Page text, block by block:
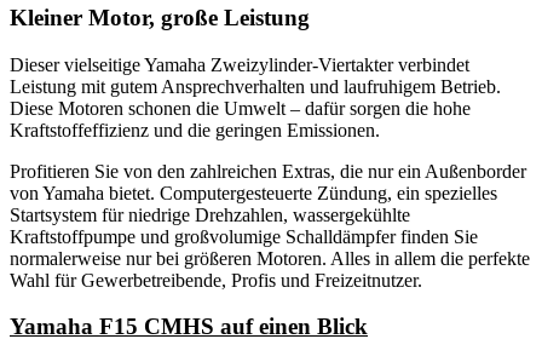
Kleiner Motor, große Leistung
Dieser vielseitige Yamaha Zweizylinder-Viertakter verbindet
Leistung mit gutem Ansprechverhalten und laufruhigem Betrieb.
Diese Motoren schonen die Umwelt – dafür sorgen die hohe
Kraftstoffeffizienz und die geringen Emissionen.
Profitieren Sie von den zahlreichen Extras, die nur ein Außenborder
von Yamaha bietet. Computergesteuerte Zündung, ein spezielles
Startsystem für niedrige Drehzahlen, wassergekühlte
Kraftstoffpumpe und großvolumige Schalldämpfer finden Sie
normalerweise nur bei größeren Motoren. Alles in allem die perfekte
Wahl für Gewerbetreibende, Profis und Freizeitnutzer.
Yamaha F15 CMHS auf einen Blick